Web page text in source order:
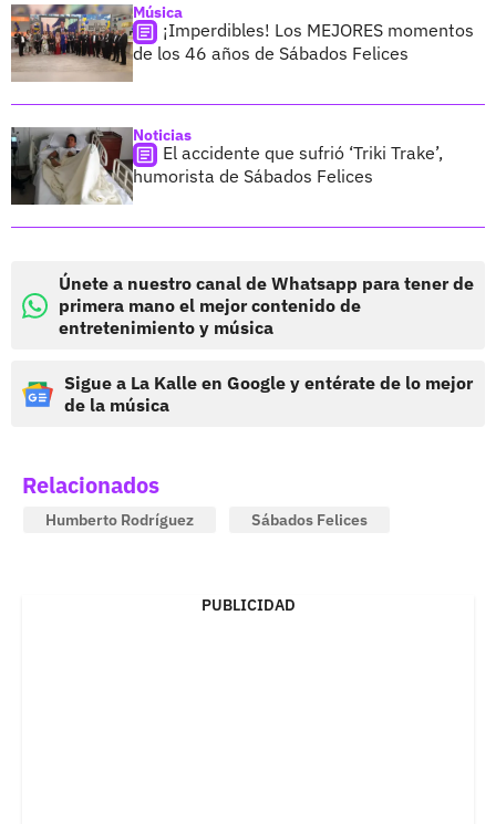
Música
¡Imperdibles! Los MEJORES momentos
de los 46 años de Sábados Felices
Noticias
El accidente que sufrió ‘Triki Trake’,
humorista de Sábados Felices
Únete a nuestro canal de Whatsapp para tener de
primera mano el mejor contenido de
entretenimiento y música
Sigue a La Kalle en Google y entérate de lo mejor
de la música
Relacionados
Humberto Rodríguez Sábados Felices
PUBLICIDAD